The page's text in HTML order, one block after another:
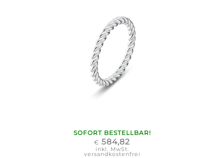
SOFORT BESTELLBAR!
€ 584,82
inkl. MwSt.
versandkostenfrei